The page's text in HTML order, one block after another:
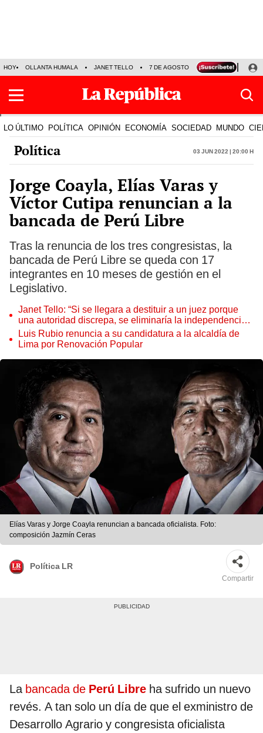
HOY OLLANTA HUMALA JANET TELLO 7 DE AGOSTO TINKA RESULTADOS
LO ÚLTIMO POLÍTICA OPINIÓN ECONOMÍA SOCIEDAD MUNDO
Política 03 Jun 2022 | 20:00 h
Jorge Coayla, Elías Varas y
Víctor Cutipa renuncian a la
bancada de Perú Libre
Tras la renuncia de los tres congresistas, la
bancada de Perú Libre se queda con 17
integrantes en 10 meses de gestión en el
Legislativo.
Janet Tello: “Si se llegara a destituir a un juez porque
una autoridad discrepa, se eliminaría la independencia
judicial”
Luis Rubio renuncia a su candidatura a la alcaldía de
Lima por Renovación Popular
Elías Varas y Jorge Coayla renuncian a bancada oficialista. Foto:
composición Jazmín Ceras
Política LR
Compartir
La bancada de Perú Libre ha sufrido un nuevo
revés. A tan solo un día de que el exministro de
Desarrollo Agrario y congresista oficialista